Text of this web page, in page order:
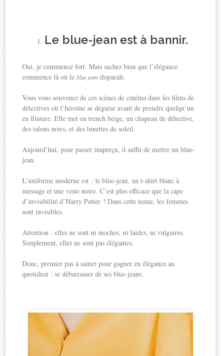
Le blue-jean est à bannir.
Oui, je commence fort. Mais sachez bien que l’élégance
commence là où leblue jean disparaît.
Vous vous souvenez de ces scènes de cinéma dans les films de
détectives où l’héroïne se déguise avant de prendre quelqu’un
en filature. Elle met en trench beige, un chapeau de détective,
des talons noirs, et des lunettes de soleil.
Aujourd’hui, pour passer inaperçu, il suffit de mettre un blue-
jean.
L’uniforme moderne est : le blue-jean, un t-shirt blanc à
message et une veste noire. C’est plus efficace que la cape
d’invisibilité d’Harry Potter ! Dans cette tenue, les femmes
sont invisibles.
Attention : elles ne sont ni moches, ni laides, ni vulgaires.
Simplement, elles ne sont pas élégantes.
Donc, premier pas à sauter pour gagner en élégance au
quotidien : se débarrasser de ses blue-jeans.